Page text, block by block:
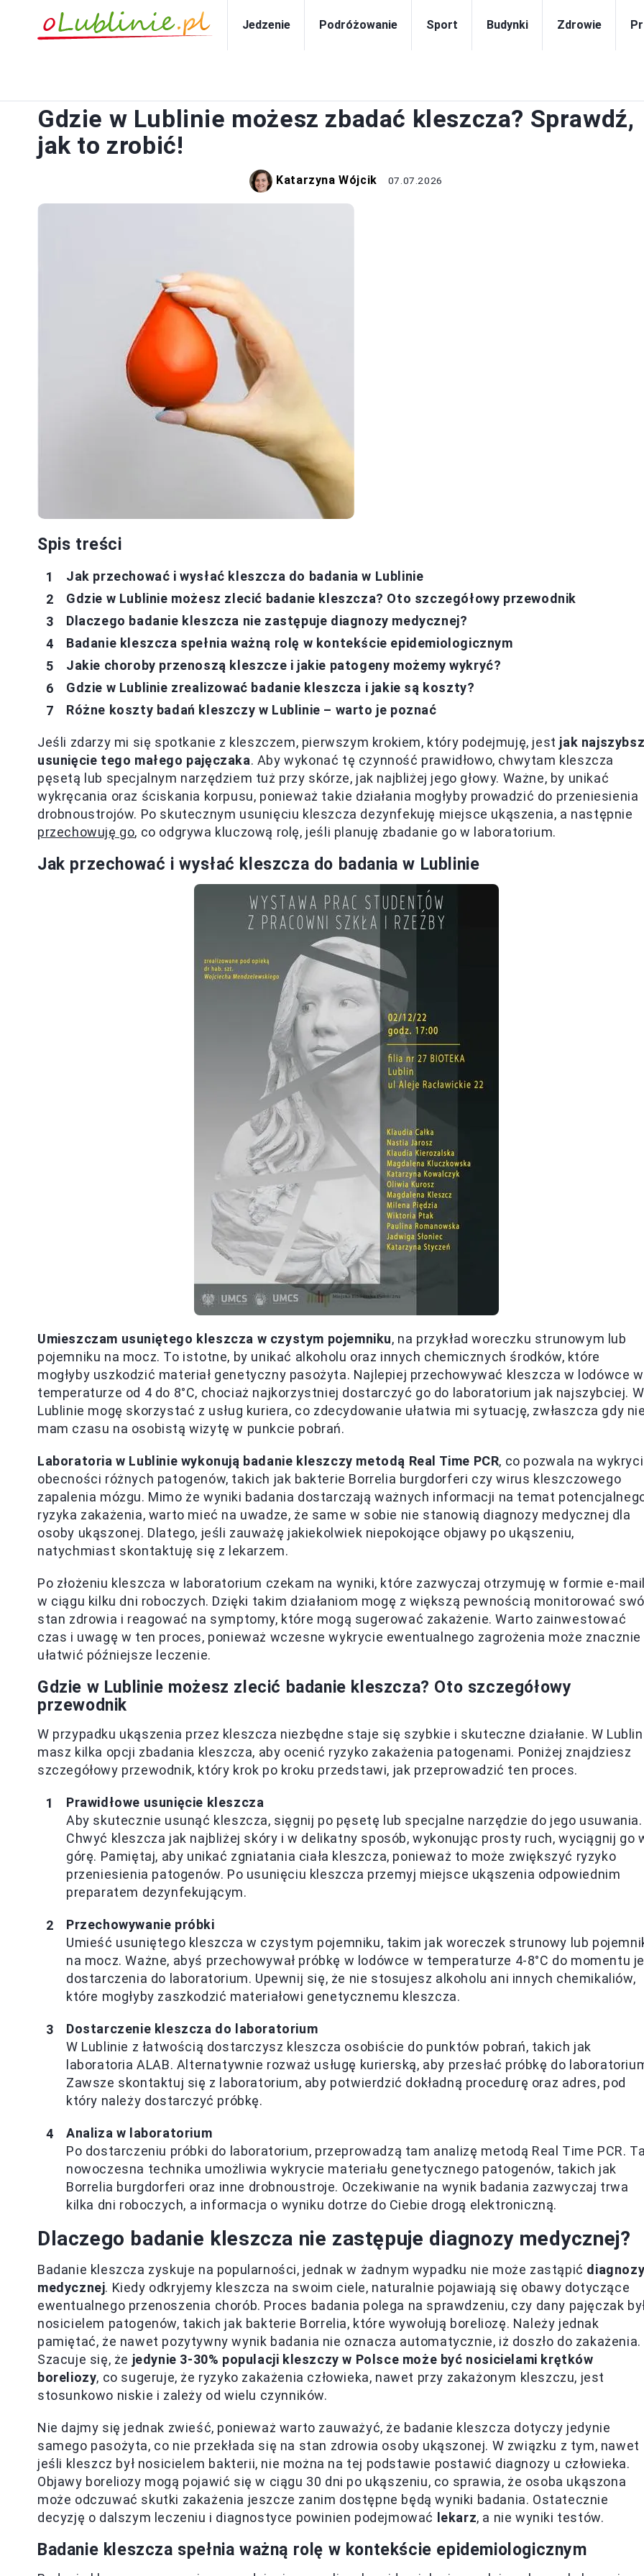
Jedzenie Podróżowanie Sport Budynki Zdrowie
Gdzie w Lublinie możesz zbadać kleszcza? Sprawdź,
jak to zrobić!
Katarzyna Wójcik 07.07.2026
Spis treści
Jak przechować i wysłać kleszcza do badania w Lublinie
Gdzie w Lublinie możesz zlecić badanie kleszcza? Oto szczegółowy przewodnik
Dlaczego badanie kleszcza nie zastępuje diagnozy medycznej?
Badanie kleszcza spełnia ważną rolę w kontekście epidemiologicznym
Jakie choroby przenoszą kleszcze i jakie patogeny możemy wykryć?
Gdzie w Lublinie zrealizować badanie kleszcza i jakie są koszty?
Różne koszty badań kleszczy w Lublinie – warto je poznać
Jeśli zdarzy mi się spotkanie z kleszczem, pierwszym krokiem, który podejmuję, jest jak
usunięcie tego małego pajęczaka. Aby wykonać tę czynność prawidłowo, chwytam kleszcza
pęsetą lub specjalnym narzędziem tuż przy skórze, jak najbliżej jego głowy. Ważne, by unikać
wykręcania oraz ściskania korpusu, ponieważ takie działania mogłyby prowadzić do przeniesienia
drobnoustrojów. Po skutecznym usunięciu kleszcza dezynfekuję miejsce ukąszenia, a następnie
przechowuję go, co odgrywa kluczową rolę, jeśli planuję zbadanie go w laboratorium.
Jak przechować i wysłać kleszcza do badania w Lublinie
Umieszczam usuniętego kleszcza w czystym pojemniku, na przykład woreczku strunowym lub
pojemniku na mocz. To istotne, by unikać alkoholu oraz innych chemicznych środków, które
mogłyby uszkodzić materiał genetyczny pasożyta. Najlepiej przechowywać kleszcza w lodówce w
temperaturze od 4 do 8°C, chociaż najkorzystniej dostarczyć go do laboratorium jak najszybciej. W
Lublinie mogę skorzystać z usług kuriera, co zdecydowanie ułatwia mi sytuację, zwłaszcza gdy
mam czasu na osobistą wizytę w punkcie pobrań.
Laboratoria w Lublinie wykonują badanie kleszczy metodą Real Time PCR, co pozwala na
obecności różnych patogenów, takich jak bakterie Borrelia burgdorferi czy wirus kleszczowego
zapalenia mózgu. Mimo że wyniki badania dostarczają ważnych informacji na temat
ryzyka zakażenia, warto mieć na uwadze, że same w sobie nie stanowią diagnozy medycznej dla
osoby ukąszonej. Dlatego, jeśli zauważę jakiekolwiek niepokojące objawy po ukąszeniu,
natychmiast skontaktuję się z lekarzem.
Po złożeniu kleszcza w laboratorium czekam na wyniki, które zazwyczaj otrzymuję w formie e-
w ciągu kilku dni roboczych. Dzięki takim działaniom mogę z większą pewnością monitorować
stan zdrowia i reagować na symptomy, które mogą sugerować zakażenie. Warto zainwestować
czas i uwagę w ten proces, ponieważ wczesne wykrycie ewentualnego zagrożenia może znacznie
ułatwić późniejsze leczenie.
Gdzie w Lublinie możesz zlecić badanie kleszcza? Oto szczegółowy
przewodnik
W przypadku ukąszenia przez kleszcza niezbędne staje się szybkie i skuteczne działanie. W
masz kilka opcji zbadania kleszcza, aby ocenić ryzyko zakażenia patogenami. Poniżej znajdziesz
szczegółowy przewodnik, który krok po kroku przedstawi, jak przeprowadzić ten proces.
Prawidłowe usunięcie kleszcza
Aby skutecznie usunąć kleszcza, sięgnij po pęsetę lub specjalne narzędzie do jego usuwania.
Chwyć kleszcza jak najbliżej skóry i w delikatny sposób, wykonując prosty ruch, wyciągnij go
górę. Pamiętaj, aby unikać zgniatania ciała kleszcza, ponieważ to może zwiększyć ryzyko
przeniesienia patogenów. Po usunięciu kleszcza przemyj miejsce ukąszenia odpowiednim
preparatem dezynfekującym.
Przechowywanie próbki
Umieść usuniętego kleszcza w czystym pojemniku, takim jak woreczek strunowy lub
na mocz. Ważne, abyś przechowywał próbkę w lodówce w temperaturze 4-8°C do momentu
dostarczenia do laboratorium. Upewnij się, że nie stosujesz alkoholu ani innych chemikaliów,
które mogłyby zaszkodzić materiałowi genetycznemu kleszcza.
Dostarczenie kleszcza do laboratorium
W Lublinie z łatwością dostarczysz kleszcza osobiście do punktów pobrań, takich jak
laboratoria ALAB. Alternatywnie rozważ usługę kurierską, aby przesłać próbkę do
Zawsze skontaktuj się z laboratorium, aby potwierdzić dokładną procedurę oraz adres, pod
który należy dostarczyć próbkę.
Analiza w laboratorium
Po dostarczeniu próbki do laboratorium, przeprowadzą tam analizę metodą Real Time PCR.
nowoczesna technika umożliwia wykrycie materiału genetycznego patogenów, takich jak
Borrelia burgdorferi oraz inne drobnoustroje. Oczekiwanie na wynik badania zazwyczaj trwa
kilka dni roboczych, a informacja o wyniku dotrze do Ciebie drogą elektroniczną.
Dlaczego badanie kleszcza nie zastępuje diagnozy medycznej?
Badanie kleszcza zyskuje na popularności, jednak w żadnym wypadku nie może zastąpić
medycznej. Kiedy odkryjemy kleszcza na swoim ciele, naturalnie pojawiają się obawy dotyczące
ewentualnego przenoszenia chorób. Proces badania polega na sprawdzeniu, czy dany pajęczak
nosicielem patogenów, takich jak bakterie Borrelia, które wywołują boreliozę. Należy jednak
pamiętać, że nawet pozytywny wynik badania nie oznacza automatycznie, iż doszło do zakażenia.
Szacuje się, że jedynie 3-30% populacji kleszczy w Polsce może być nosicielami krętków
boreliozy, co sugeruje, że ryzyko zakażenia człowieka, nawet przy zakażonym kleszczu, jest
stosunkowo niskie i zależy od wielu czynników.
Nie dajmy się jednak zwieść, ponieważ warto zauważyć, że badanie kleszcza dotyczy jedynie
samego pasożyta, co nie przekłada się na stan zdrowia osoby ukąszonej. W związku z tym, nawet
jeśli kleszcz był nosicielem bakterii, nie można na tej podstawie postawić diagnozy u człowieka.
Objawy boreliozy mogą pojawić się w ciągu 30 dni po ukąszeniu, co sprawia, że osoba ukąszona
może odczuwać skutki zakażenia jeszcze zanim dostępne będą wyniki badania. Ostatecznie
decyzję o dalszym leczeniu i diagnostyce powinien podejmować
lekarz, a nie wyniki testów.
Badanie kleszcza spełnia ważną rolę w kontekście epidemiologicznym